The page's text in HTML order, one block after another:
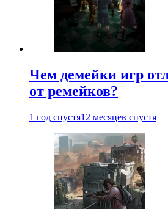
Чем демейки игр
от ремейков?
1 год спустя12 месяцев спустя